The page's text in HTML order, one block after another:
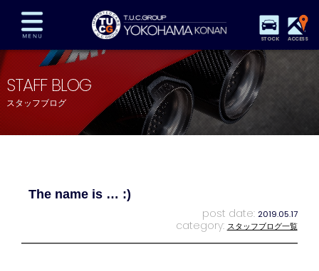
STOCK ACCESS
在庫車両情報 保証&サービス パーツリスト
TUCとは？ 店舗情報 アクセスマップ
全国納車 特別作業 注文販売
STAFF BLOG
スタッフブログ
The name is … :)
post date: 2019.05.17
category: スタッフブログ一覧